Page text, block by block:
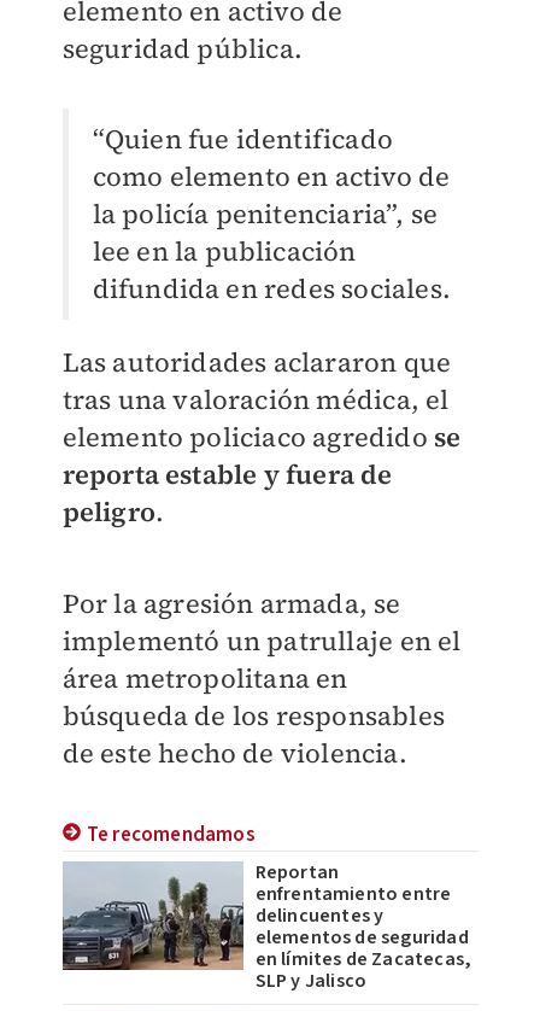
elemento en activo de
seguridad pública.
“Quien fue identificado
como elemento en activo de
la policía penitenciaria”, se
lee en la publicación
difundida en redes sociales.
Las autoridades aclararon que
tras una valoración médica, el
elemento policiaco agredido se
reporta estable y fuera de
peligro.
Por la agresión armada, se
implementó un patrullaje en el
área metropolitana en
búsqueda de los responsables
de este hecho de violencia.
Te recomendamos
Reportan
enfrentamiento entre
delincuentes y
elementos de seguridad
en límites de Zacatecas,
SLP y Jalisco